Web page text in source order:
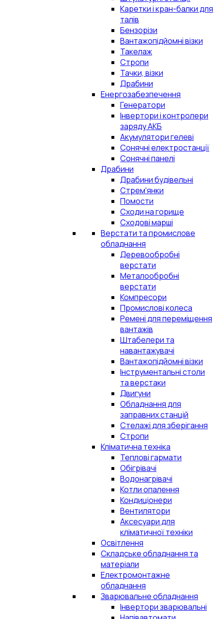
Каретки і кран-балки для
талів
Бензорізи
Вантажопідйомні візки
Такелаж
Стропи
Тачки, візки
Драбини
Енергозабезпечення
Генератори
Інвертори і контролери
заряду АКБ
Акумулятори гелеві
Сонячні електростанції
Сонячні панелі
Драбини
Драбини будівельні
Стрем'янки
Помости
Сходи на горище
Сходові марші
Верстати та промислове
обладнання
Деревообробні
верстати
Металообробні
верстати
Компресори
Промислові колеса
Ремені для переміщення
вантажів
Штабелери та
навантажувачі
Вантажопідйомні візки
Інструментальні столи
та верстаки
Двигуни
Обладнання для
заправних станцій
Стелажі для зберігання
Стропи
Кліматична техніка
Теплові гармати
Обігрівачі
Водонагрівачі
Котли опалення
Кондиціонери
Вентилятори
Аксесуари для
кліматичної техніки
Освітлення
Складське обладнання та
матеріали
Електромонтажне
обладнання
Зварювальне обладнання
Інвертори зварювальні